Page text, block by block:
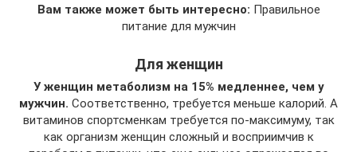
Вам также может быть интересно: Правильное
питание для мужчин
Для женщин
У женщин метаболизм на 15% медленнее, чем у
мужчин. Соответственно, требуется меньше калорий. А
витаминов спортсменкам требуется по-максимуму, так
как организм женщин сложный и восприимчив к